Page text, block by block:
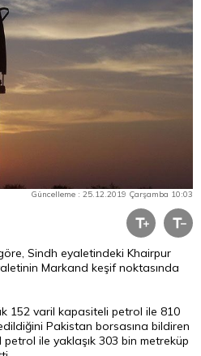
Güncelleme : 25.12.2019 Çarşamba 10:03
Sindh eyaletindeki Khairpur
Markand keşif noktasında
152 varil kapasiteli petrol ile 810
Pakistan borsasına bildiren
ile yaklaşık 303 bin metreküp